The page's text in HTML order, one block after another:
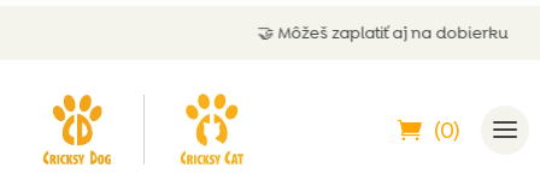
🤝 Môžeš zaplatiť aj na dobierku
(0)